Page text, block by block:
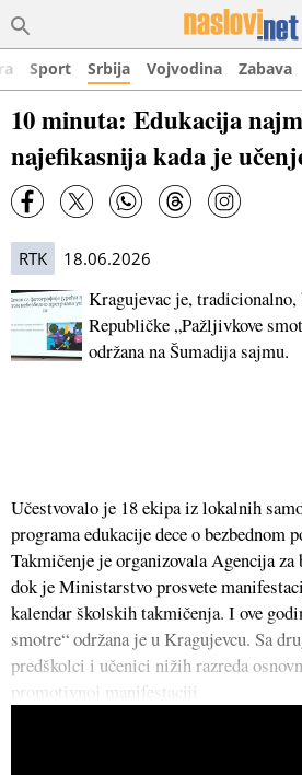
Sport Srbija Vojvodina Zabava
10 minuta: Edukacija
najefikasnija kada je
RTK 18.06.2026
Kragujevac je,
Republičke „Pažljivkove
održana na Šumadija sajmu.
Učestvovalo je 18 ekipa iz lokalnih
programa edukacije dece o bezbednom
Takmičenje je organizovala Agencija za
dok je Ministarstvo prosvete
kalendar školskih takmičenja. I ove
smotre“ održana je u Kragujevcu. Sa
predškolci i učenici nižih razreda
promotivnoj manifestaciji